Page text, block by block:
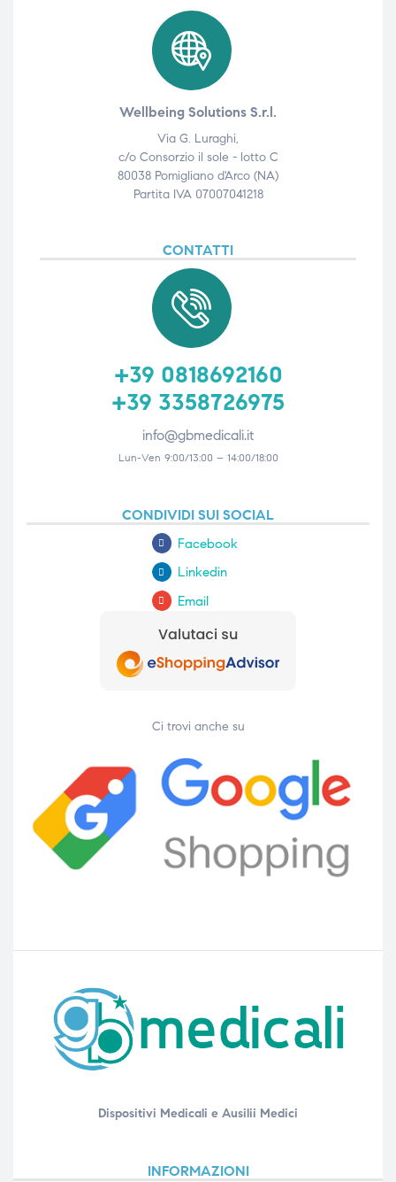
Wellbeing Solutions S.r.l.
Via G. Luraghi,
c/o Consorzio il sole - lotto C
80038 Pomigliano d'Arco (NA)
Partita IVA 07007041218
CONTATTI
+39 0818692160
+39 3358726975
info@gbmedicali.it
Lun-Ven 9:00/13:00 – 14:00/18:00
CONDIVIDI SUI SOCIAL
Facebook
Linkedin
Email
Ci trovi anche su
Dispositivi Medicali e Ausilii Medici
INFORMAZIONI